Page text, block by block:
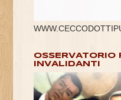
OSSERVATORIO
INVALIDANTI